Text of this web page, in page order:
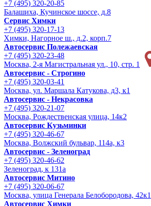
+7 (495) 320-20-85
Балашиха, Кучинское шоссе, д.8
Сервис Химки
+7 (495) 320-17-13
Химки, Нагорное ш., д.2, корп.7
Автосервис Полежаевская
+7 (495) 320-23-48
Москва, 2-я Магистральная ул., 10, стр. 1
Автосервис - Строгино
+7 (495) 320-03-41
Москва, ул. Маршала Катукова, д3, к1
Автосервис - Некрасовка
+7 (495) 320-21-07
Москва, Рождественская улица, 14к2
Автосервис Кузьминки
+7 (495) 320-46-67
Москва, Волжский бульвар, 114а, к3
Автосервис - Зеленоград
+7 (495) 320-46-62
Зеленоград, к 131а
Автосервис Митино
+7 (495) 320-06-67
Москва, улица Генерала Белобородова, 42к1
Автосервис Химки